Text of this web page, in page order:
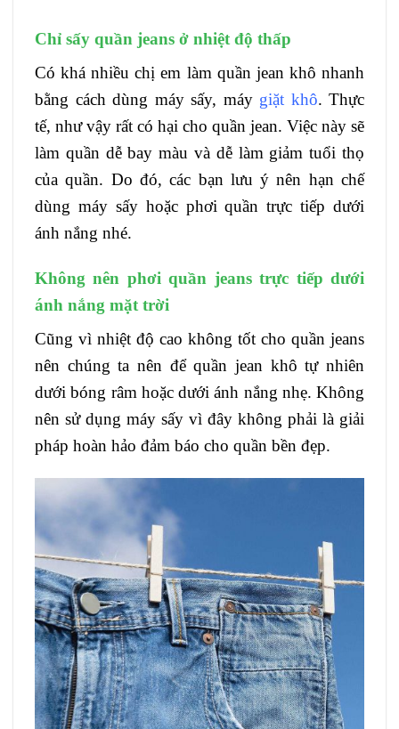
Chỉ sấy quần jeans ở nhiệt độ thấp
Có khá nhiều chị em làm quần jean khô nhanh
bằng cách dùng máy sấy, máy giặt khô. Thực
tế, như vậy rất có hại cho quần jean. Việc này sẽ
làm quần dễ bay màu và dễ làm giảm tuổi thọ
của quần. Do đó, các bạn lưu ý nên hạn chế
dùng máy sấy hoặc phơi quần trực tiếp dưới
ánh nắng nhé.
Không nên phơi quần jeans trực tiếp dưới
ánh nắng mặt trời
Cũng vì nhiệt độ cao không tốt cho quần jeans
nên chúng ta nên để quần jean khô tự nhiên
dưới bóng râm hoặc dưới ánh nắng nhẹ. Không
nên sử dụng máy sấy vì đây không phải là giải
pháp hoàn hảo đảm báo cho quần bền đẹp.